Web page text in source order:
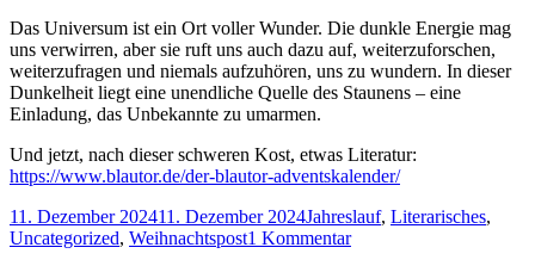
Das Universum ist ein Ort voller Wunder. Die dunkle Energie mag
uns verwirren, aber sie ruft uns auch dazu auf, weiterzuforschen,
weiterzufragen und niemals aufzuhören, uns zu wundern. In dieser
Dunkelheit liegt eine unendliche Quelle des Staunens – eine
Einladung, das Unbekannte zu umarmen.
Und jetzt, nach dieser schweren Kost, etwas Literatur:
https://www.blautor.de/der-blautor-adventskalender/
Veröffentlicht
am
11. Dezember 202411. Dezember 2024Kategorien
Jahreslauf, Literarisches,
Uncategorized, Weihnachtspost1 Kommentarzu